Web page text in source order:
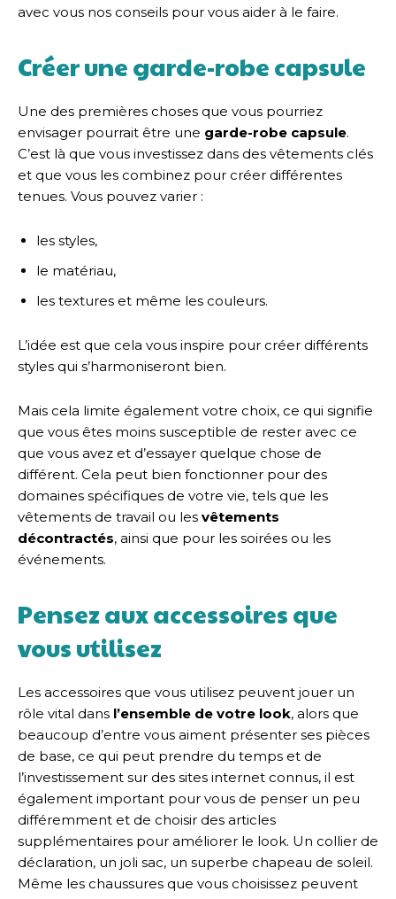
avec vous nos conseils pour vous aider à le faire.
Créer une garde-robe capsule
Une des premières choses que vous pourriez
envisager pourrait être une garde-robe capsule.
C’est là que vous investissez dans des vêtements clés
et que vous les combinez pour créer différentes
tenues. Vous pouvez varier :
les styles,
le matériau,
les textures et même les couleurs.
L’idée est que cela vous inspire pour créer différents
styles qui s’harmoniseront bien.
Mais cela limite également votre choix, ce qui signifie
que vous êtes moins susceptible de rester avec ce
que vous avez et d’essayer quelque chose de
différent. Cela peut bien fonctionner pour des
domaines spécifiques de votre vie, tels que les
vêtements de travail ou les vêtements
décontractés, ainsi que pour les soirées ou les
événements.
Pensez aux accessoires que
vous utilisez
Les accessoires que vous utilisez peuvent jouer un
rôle vital dans l’ensemble de votre look, alors que
beaucoup d’entre vous aiment présenter ses pièces
de base, ce qui peut prendre du temps et de
l’investissement sur des sites internet connus, il est
également important pour vous de penser un peu
différemment et de choisir des articles
supplémentaires pour améliorer le look. Un collier de
déclaration, un joli sac, un superbe chapeau de soleil.
Même les chaussures que vous choisissez peuvent